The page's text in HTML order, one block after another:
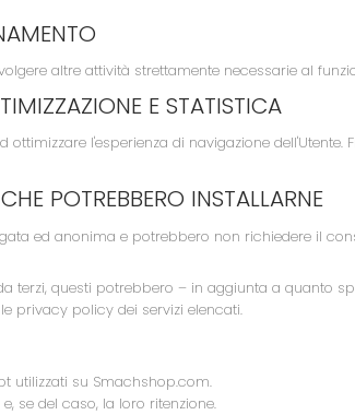
altre attività strettamente necessarie al
E STATISTICA
l'esperienza di navigazione
POTREBBERO INSTALLARNE
ed anonima e potrebbero non richiedere il
terzi, questi potrebbero – in aggiunta a quanto
privacy policy dei servizi elencati.
utilizzati su Smachshop.com.
se del caso, la loro ritenzione.